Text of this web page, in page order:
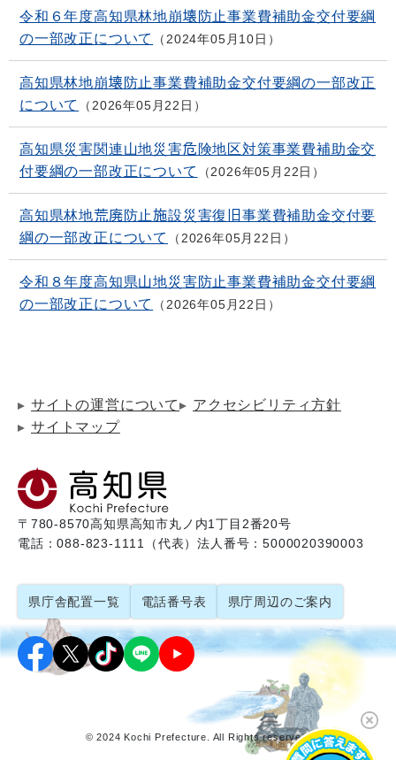
令和６年度高知県林地崩壊防止事業費補助金交付要綱
の一部改正について
2024年05月10日
高知県林地崩壊防止事業費補助金交付要綱の一部改正
について
2026年05月22日
高知県災害関連山地災害危険地区対策事業費補助金交
付要綱の一部改正について
2026年05月22日
高知県林地荒廃防止施設災害復旧事業費補助金交付要
綱の一部改正について
2026年05月22日
令和８年度高知県山地災害防止事業費補助金交付要綱
の一部改正について
2026年05月22日
サイトの運営について
アクセシビリティ方針
サイトマップ
〒780-8570高知県高知市丸ノ内1丁目2番20号
電話：088-823-1111（代表）法人番号：5000020390003
県庁舎配置一覧 電話番号表 県庁周辺のご案内
© 2024 Kochi Prefecture. All Rights reserved.